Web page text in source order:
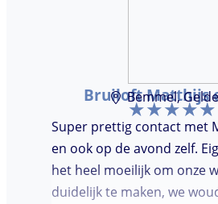
Bruiloft Matthijs
Bemmel,
Super prettig contact met
en ook op de avond zelf.
het heel moeilijk om onze
duidelijk te maken, we